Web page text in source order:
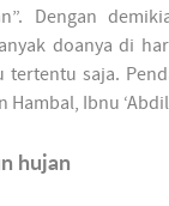
Dengan
doanya di
tertentu saja.
Hambal, Ibnu
hujan